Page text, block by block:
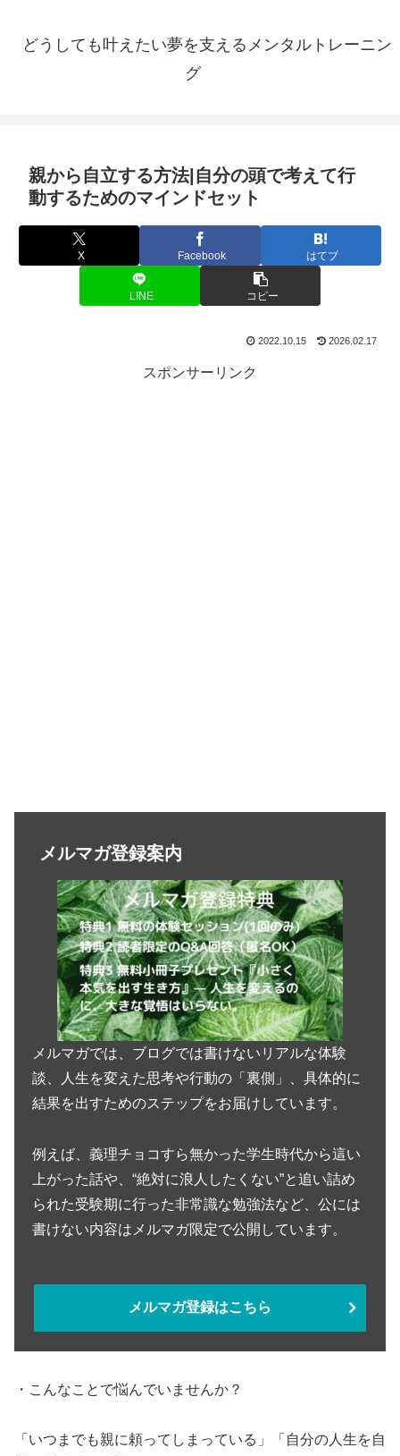
どうしても叶えたい夢を支えるメンタルトレーニン
グ
親から自立する方法|自分の頭で考えて行
動するためのマインドセット
X Facebook はてブ
LINE コピー
2022.10.15 2026.02.17
スポンサーリンク
メルマガ登録案内
メルマガでは、ブログでは書けないリアルな体験
談、人生を変えた思考や行動の「裏側」、具体的に
結果を出すためのステップをお届けしています。
例えば、義理チョコすら無かった学生時代から這い
上がった話や、“絶対に浪人したくない”と追い詰め
られた受験期に行った非常識な勉強法など、公には
書けない内容はメルマガ限定で公開しています。
メルマガ登録はこちら
・こんなことで悩んでいませんか？
「いつまでも親に頼ってしまっている」「自分の人生を自